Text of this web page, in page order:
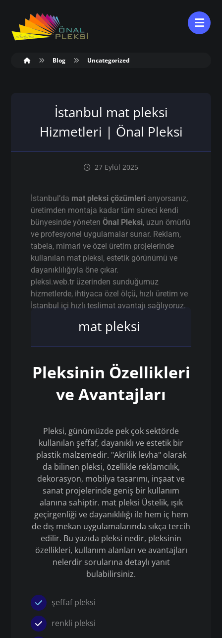
Blog Uncategorized
İstanbul mat pleksi
Hizmetleri | Önal Pleksi
27 Eylül 2025
İstanbul’da mat pleksi çözümleri arıyorsanız,
üretimden montaja kadar tüm süreci kendi
bünyesinde yönetenÖnal Pleksi, uzun ömürlü
ve profesyonel uygulamalar sunar. Reklam,
tabela, mimari ve özel üretim projelerinde
kullanılan mat pleksi, estetik görünümü ve
dayanıklılığıyla öne çıkar.
pleksi.web.tr üzerinden sunduğumuz
hizmetlerde, ihtiyaca özel ölçü, hızlı üretim ve
İstanbul içi hızlı teslimat avantajı sağlıyoruz.
mat pleksi
Pleksinin Özellikleri
ve Avantajları
Pleksi, günümüzde pek çok sektörde
kullanılan şeffaf, dayanıklı ve estetik bir
plastik malzemedir. "Akrilik levha" olarak
da bilinen pleksi, özellikle reklamcılık,
dekorasyon, mobilya tasarımı, inşaat ve
sanat projelerinde geniş bir kullanım
alanına sahiptir. mat pleksi Üstelik, ışık
geçirgenliği ve dayanıklılığı ile hem iç hem
de dış mekan uygulamalarında sıkça tercih
edilir. Bu yazıda pleksi nedir, pleksinin
özellikleri, kullanım alanları ve avantajları
nelerdir sorularına detaylı yanıt
bulabilirsiniz.
şeffaf pleksi
renkli pleksi